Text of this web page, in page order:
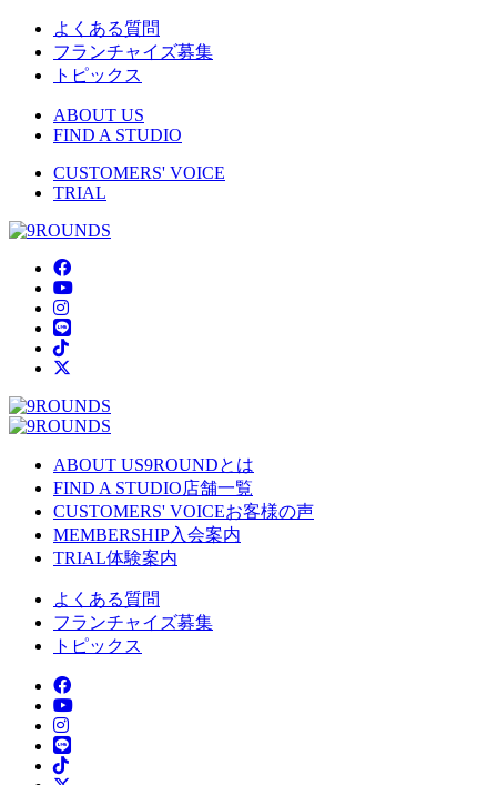
よくある質問
フランチャイズ募集
トピックス
ABOUT US
FIND A STUDIO
CUSTOMERS' VOICE
TRIAL
ABOUT US9ROUNDとは
FIND A STUDIO店舗一覧
CUSTOMERS' VOICEお客様の声
MEMBERSHIP入会案内
TRIAL体験案内
よくある質問
フランチャイズ募集
トピックス